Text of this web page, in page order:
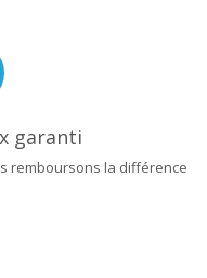
garanti
remboursons la différence